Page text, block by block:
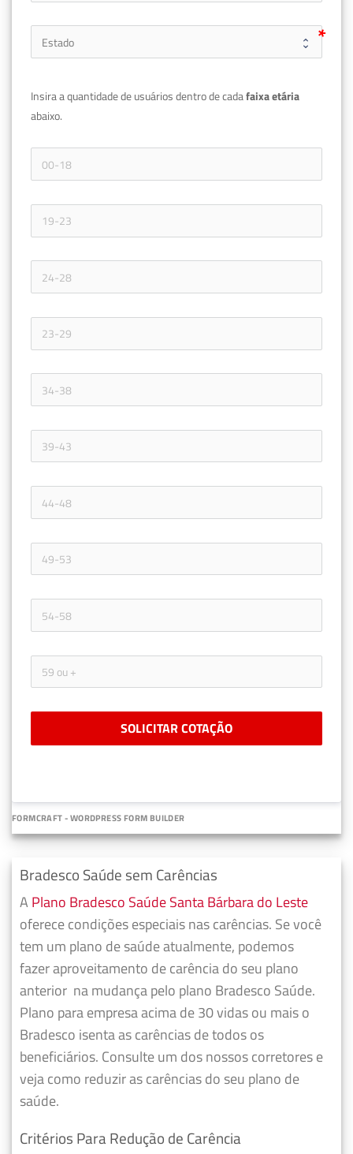
Insira a quantidade de usuários dentro de cada
abaixo.
SOLICITAR COTAÇÃO
FORMCRAFT - WORDPRESS FORM BUILDER
Bradesco Saúde sem Carências
A Plano Bradesco Saúde Santa Bárbara do Leste
oferece condições especiais nas carências. Se você
tem um plano de saúde atualmente, podemos
fazeraproveitamento de carência do seu plano
anterior na mudança pelo plano Bradesco Saúde.
Plano para empresa acima de 30 vidas ou mais o
Bradesco isenta as carências de todos os
beneficiários. Consulte um dos nossos corretores e
veja como reduzir as carências do seu plano de
saúde.
Critérios Para Redução de Carência